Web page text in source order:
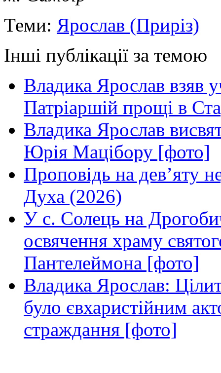
Теми: Ярослав (Приріз)
Інші публікації за темою
Владика Ярослав взяв
Патріаршій прощі в
Владика Ярослав
Юрія Мацібору [фото]
Проповідь на дев’яту
Духа (2026)
У с. Солець на
освячення храму
Пантелеймона [фото]
Владика Ярослав:
було євхаристійним
страждання [фото]